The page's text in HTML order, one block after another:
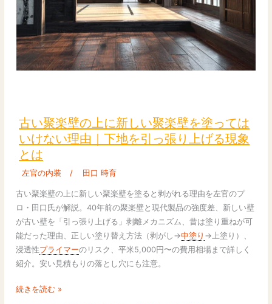
方
解
説】
古い聚楽壁の上に新しい聚楽壁を塗っては
いけない理由｜下地を引っ張り上げる現象
とは
左官の内装 / 田口 時育
古い聚楽壁の上に新しい聚楽壁を塗ると剥がれる理由を左官のプ
ロ・田口氏が解説。40年前の聚楽壁と現代製品の強度差、新しい壁
が古い壁を「引っ張り上げる」剥離メカニズム、昔は塗り重ねが可
能だった理由、正しい塗り替え方法（剥がし→中塗り →上塗り）、
浸透性プライマーのリスク、平米5,000円〜の費用相場まで詳しく
紹介。安い見積もりの落とし穴にも注意。
楽
壁
の
上
新
い
聚
楽
壁
を
続きを読む »